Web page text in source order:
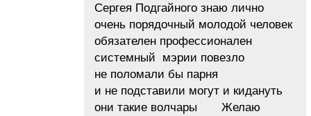
Сергея Подгайного знаю лично
очень порядочный молодой человек
обязателен профессионален
системный мэрии повезло
не поломали бы парня
и не подставили могут и кидануть
они такие волчары Желаю